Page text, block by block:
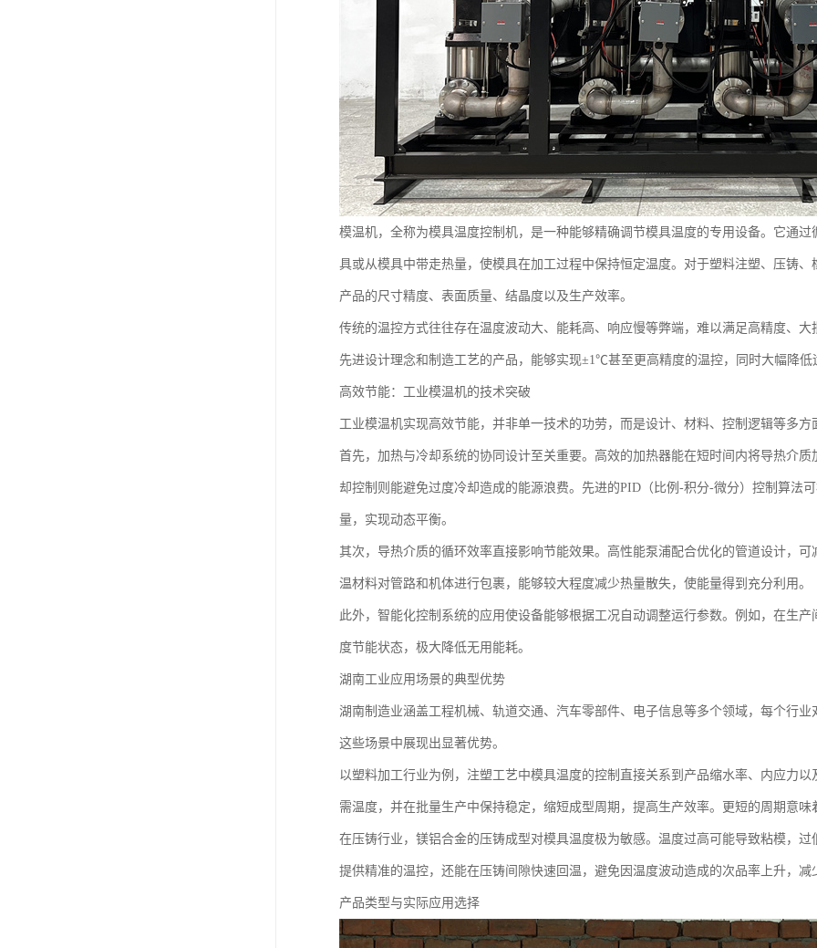
模温机，全称为模具温度控制机，是一种能够精确调节模具温度的专用设备。它通
具或从模具中带走热量，使模具在加工过程中保持恒定温度。对于塑料注塑、压铸
产品的尺寸精度、表面质量、结晶度以及生产效率。
传统的温控方式往往存在温度波动大、能耗高、响应慢等弊端，难以满足高精度、
先进设计理念和制造工艺的产品，能够实现±1℃甚至更高精度的温控，同时大幅降低
高效节能：工业模温机的技术突破
工业模温机实现高效节能，并非单一技术的功劳，而是设计、材料、控制逻辑等多方
首先，加热与冷却系统的协同设计至关重要。高效的加热器能在短时间内将导热介
却控制则能避免过度冷却造成的能源浪费。先进的PID（比例-积分-微分）控制算法
量，实现动态平衡。
其次，导热介质的循环效率直接影响节能效果。高性能泵浦配合优化的管道设计，
温材料对管路和机体进行包裹，能够较大程度减少热量散失，使能量得到充分利用。
此外，智能化控制系统的应用使设备能够根据工况自动调整运行参数。例如，在生
度节能状态，极大降低无用能耗。
湖南工业应用场景的典型优势
湖南制造业涵盖工程机械、轨道交通、汽车零部件、电子信息等多个领域，每个行
这些场景中展现出显著优势。
以塑料加工行业为例，注塑工艺中模具温度的控制直接关系到产品缩水率、内应力
需温度，并在批量生产中保持稳定，缩短成型周期，提高生产效率。更短的周期意
在压铸行业，镁铝合金的压铸成型对模具温度极为敏感。温度过高可能导致粘模，
提供精准的温控，还能在压铸间隙快速回温，避免因温度波动造成的次品率上升，减
产品类型与实际应用选择